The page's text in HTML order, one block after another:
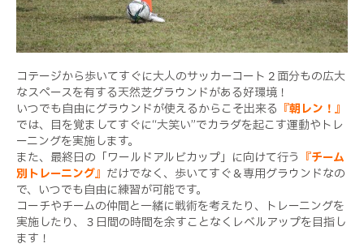
コテージから歩いてすぐに大人のサッカーコート２面分もの広大
なスペースを有する天然芝グラウンドがある好環境！
いつでも自由にグラウンドが使えるからこそ出来る 『朝レン！』
では、目を覚ましてすぐに“大笑い”でカラダを起こす運動やトレ
ーニングを実施します。
また、最終日の「ワールドアルビカップ」に向けて行う 『チーム
別トレーニング』 だけでなく、歩いてすぐ＆専用グラウンドなの
で、いつでも自由に練習が可能です。
コーチやチームの仲間と一緒に戦術を考えたり、トレーニングを
実施したり、３日間の時間を余すことなくレベルアップを目指し
ます！